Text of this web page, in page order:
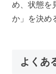
め、状態を
か」を決め
よくあ